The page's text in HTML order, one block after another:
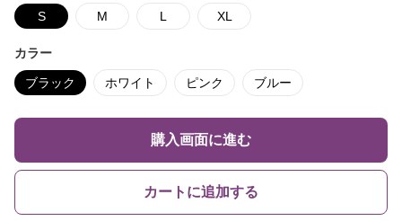
S M L XL
カラー
ブラック ホワイト ピンク ブルー
購入画面に進む
カートに追加する